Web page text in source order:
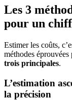
Les 3
pour un
Estimer les coûts,
méthodes
trois principales.
L’estimation
la précision